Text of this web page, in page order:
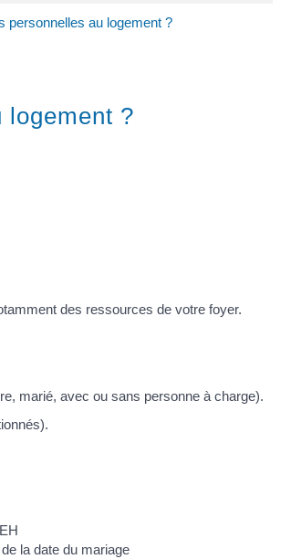
personnelles au logement ?
logement ?
des ressources de votre foyer.
marié, avec ou sans personne à charge).
la date du mariage